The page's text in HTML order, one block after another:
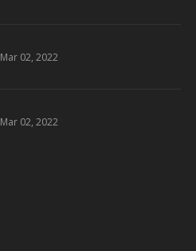
Mar 02, 2022
Mar 02, 2022